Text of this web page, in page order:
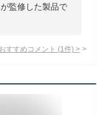
監修した製品で
すすめコメント (1 件) >